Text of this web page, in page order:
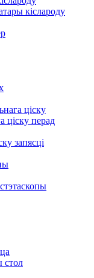
кіслароду
ціску
ціску перад
запясці
стол